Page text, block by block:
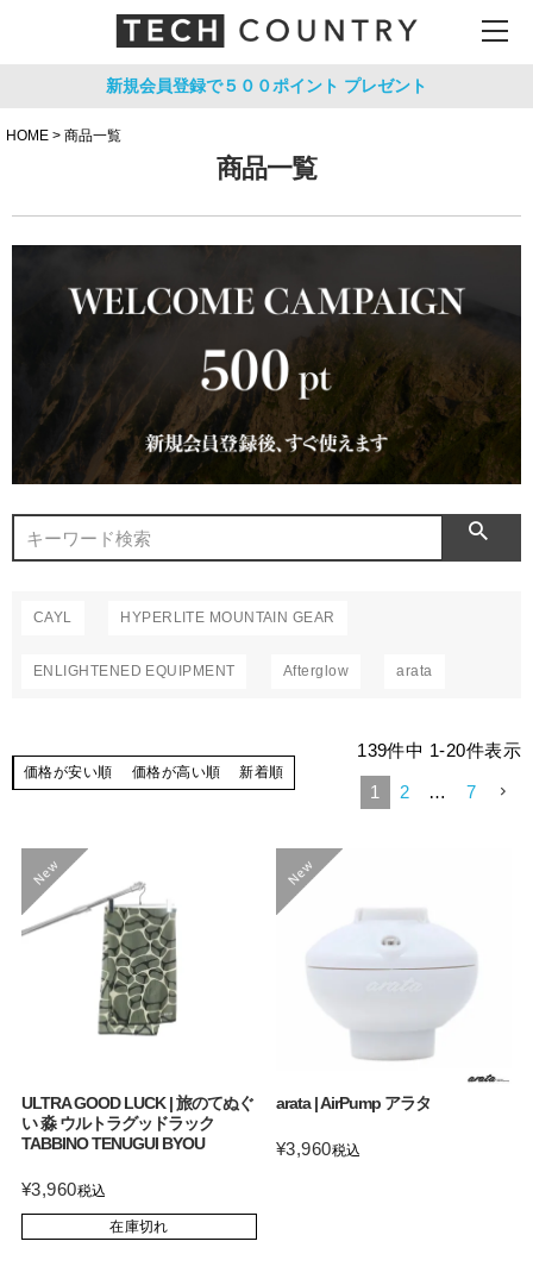
新規会員登録で５００ポイント プレゼント
HOME 商品一覧
商品一覧
CAYL HYPERLITE MOUNTAIN GEAR
ENLIGHTENED EQUIPMENT Afterglow arata
価格が安い順 価格が高い順 新着順
139件中 1-20件表示
1 2 … 7
ULTRA GOOD LUCK | 旅のてぬぐ
い 淼 ウルトラグッドラック
TABBINO TENUGUI BYOU
¥3,960税込
在庫切れ
arata | AirPump アラタ
¥3,960税込